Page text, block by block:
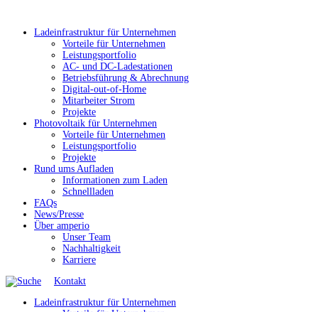
Ladeinfrastruktur für Unternehmen
Vorteile für Unternehmen
Leistungsportfolio
AC- und DC-Ladestationen
Betriebsführung & Abrechnung
Digital-out-of-Home
Mitarbeiter Strom
Projekte
Photovoltaik für Unternehmen
Vorteile für Unternehmen
Leistungsportfolio
Projekte
Rund ums Aufladen
Informationen zum Laden
Schnellladen
FAQs
News/Presse
Über amperio
Unser Team
Nachhaltigkeit
Karriere
Kontakt
Ladeinfrastruktur für Unternehmen